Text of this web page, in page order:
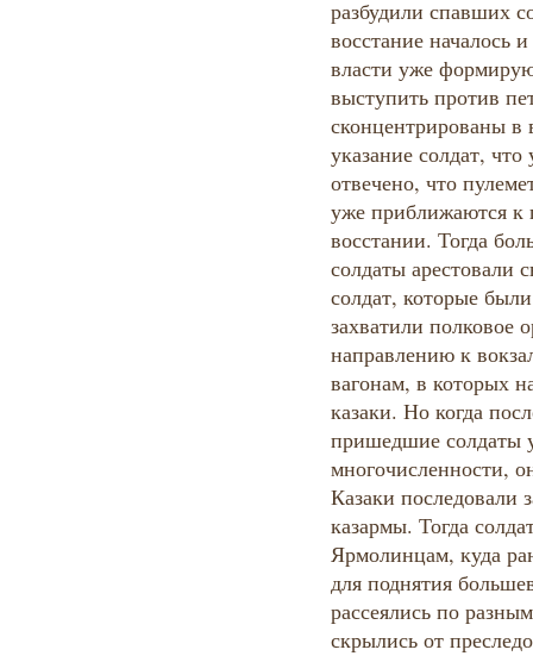
разбудили спавших
восстание началось
власти уже
выступить против
сконцентрированы в
указание солдат,
отвечено, что
уже приближаются к
восстании. Тогда
солдаты арестовали
солдат, которые
захватили полковое
направлению к
вагонам, в которых
казаки. Но когда
пришедшие солдаты
многочисленности,
Казаки последовали
казармы. Тогда
Ярмолинцам, куда
для поднятия
рассеялись по
скрылись от